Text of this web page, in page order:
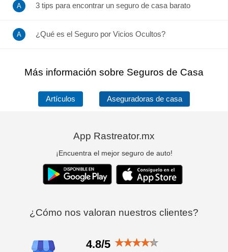
3 tips para encontrar un seguro de casa barato
¿Qué es el Seguro por Vicios Ocultos?
Más información sobre Seguros de Casa
Artículos Aseguradoras de casa
App Rastreator.mx
¡Encuentra el mejor seguro de auto!
¿Cómo nos valoran nuestros clientes?
4.8/5